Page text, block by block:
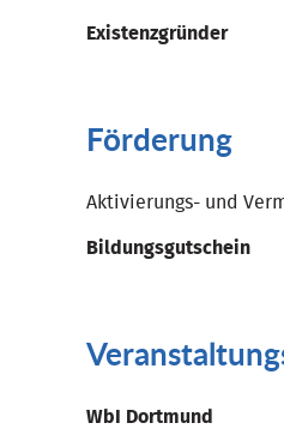
Existenzgründer
Förderung
Aktivierungs- und
Bildungsgutschein
WbI Dortmund